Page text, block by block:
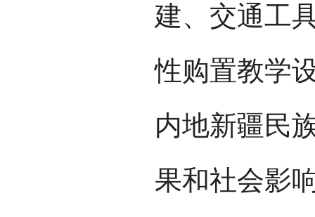
建、交通工
性购置教学
内地新疆民
果和社会影